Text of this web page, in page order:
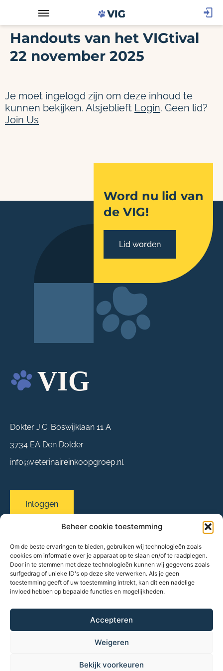
Beheer cookie toestemming
Om de beste ervaringen te bieden, gebruiken wij technologieën zoals
cookies om informatie over je apparaat op te slaan en/of te raadplegen.
Door in te stemmen met deze technologieën kunnen wij gegevens zoals
surfgedrag of unieke ID's op deze site verwerken. Als je geen
toestemming geeft of uw toestemming intrekt, kan dit een nadelige
invloed hebben op bepaalde functies en mogelijkheden.
Accepteren
Weigeren
Bekijk voorkeuren
Handouts van het VIGtival
22 november 2025
Je moet ingelogd zijn om deze inhoud te
kunnen bekijken. Alsjeblieft Login. Geen lid?
Join Us
Word nu lid van
de VIG!
Lid worden
Dokter J.C. Boswijklaan 11 A
3734 EA Den Dolder
info@veterinaireinkoopgroep.nl
Inloggen
Sitemap
Over ons
Evenementen
Onze praktijken
Partners & leveranciers
Nieuws
Contact